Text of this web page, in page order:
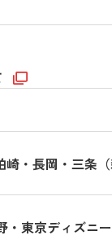
・長岡・三条
東京ディズニ